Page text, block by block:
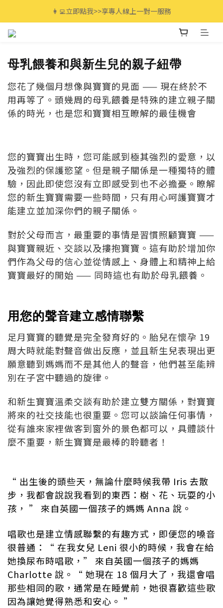
全館滿$3000免運🚚 最高享12期分期零利率!
👩‍💻立即點我>>享專人線上一對一服務
母乳餵養和與新生兒的親子紐帶
您花了幾個月想像與寶寶的見面 —— 現在終於不
用再等了。頭幾周的母乳餵養是特殊的建立親子關
係的時光，也是您和寶寶相互瞭解的最佳機會
您的寶寶出生時，您可能感到極其強烈的愛意，以
及強烈的保護慾望。但是親子關係是一種獨特的體
驗，因此即使您沒有立即感受到也不必擔憂。瞭解
您的新生寶寶需要一些時間，只有用心呵護寶寶才
能建立並加深你們的親子關係。
對於父母而言，最重要的事情是習慣照顧寶寶 ——
與寶寶親近、交談以及摟抱寶寶。這有助於增加你
們作為父母的信心並從情感上、身體上和精神上給
寶寶最好的開始 —— 同時這也有助於母乳餵養。
用您的聲音建立感情聯繫
足月寶寶的聽覺是完全發育好的。胎兒在懷孕 19
周大時就能對聲音做出反應，並且新生兒表現出更
願意聽到媽媽而不是其他人的聲音，他們甚至能辨
別在子宮中聽過的旋律。
和新生寶寶溫柔交談有助於建立雙方關係，對寶寶
將來的社交技能也很重要。您可以談論任何事情，
從有誰來家裡做客到窗外的景色都可以，具體談什
麼不重要，新生寶寶是最棒的聆聽者！
“ 出生後的頭些天，無論什麼時候我帶 Iris 去散
步，我都會說說我看到的東西：樹、花、玩耍的小
孩， ” 來自英國一個孩子的媽媽 Anna 說。
唱歌也是建立情感聯繫的有趣方式，即便您的嗓音
很普通：“ 在我女兒 Leni 很小的時候，我會在給
她換尿布時唱歌，” 來自英國一個孩子的媽媽
Charlotte 說。“ 她現在 18 個月大了，我還會唱
那些相同的歌，通常是在睡覺前，她很喜歡這些歌
因為讓她覺得熟悉和安心。 ”